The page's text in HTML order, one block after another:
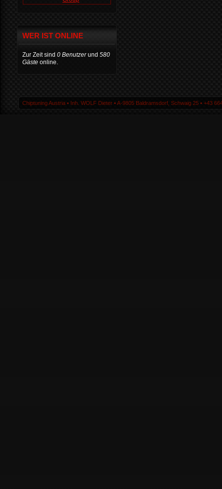
WER IST ONLINE
Zur Zeit sind 0 Benutzerund 580
Gäste online.
Chiptuning Austria ▪ Inh. WOLF Dieter ▪ A-9805 Baldramsdorf, Schwaig 25 ▪ +43